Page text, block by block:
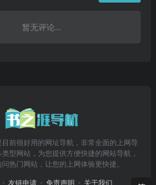
暂无评论...
前很好用的网址导航，非常全面的上网导
型网站，为您提供方便快捷的网站导航，
热门网站，让您的上网体验更快捷。
友链申请 免责声明 关于我们